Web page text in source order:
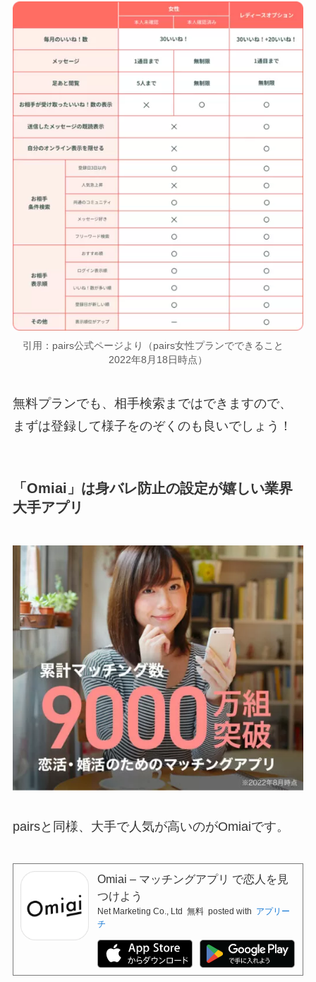
引用：pairs公式ページより（pairs女性プランでできること
2022年8月18日時点）
無料プランでも、相手検索まではできますので、
まずは登録して様子をのぞくのも良いでしょう！
「Omiai」は身バレ防止の設定が嬉しい業界
大手アプリ
pairsと同様、大手で人気が高いのがOmiaiです。
Omiai – マッチングアプリ で恋人を見
つけよう
Net Marketing Co., Ltd 無料 posted with アプリー
チ